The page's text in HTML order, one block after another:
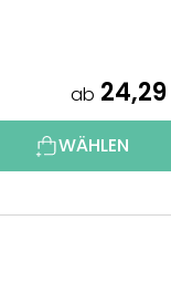
ab
WÄHLEN